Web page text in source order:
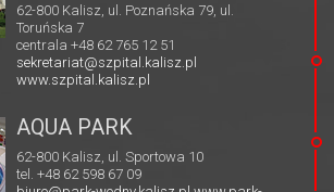
62-800 Kalisz, ul. Poznańska 79, ul.
Toruńska 7
centrala +48 62 765 12 51
sekretariat@szpital.kalisz.pl
www.szpital.kalisz.pl
AQUA PARK
62-800 Kalisz, ul. Sportowa 10
tel. +48 62 598 67 09